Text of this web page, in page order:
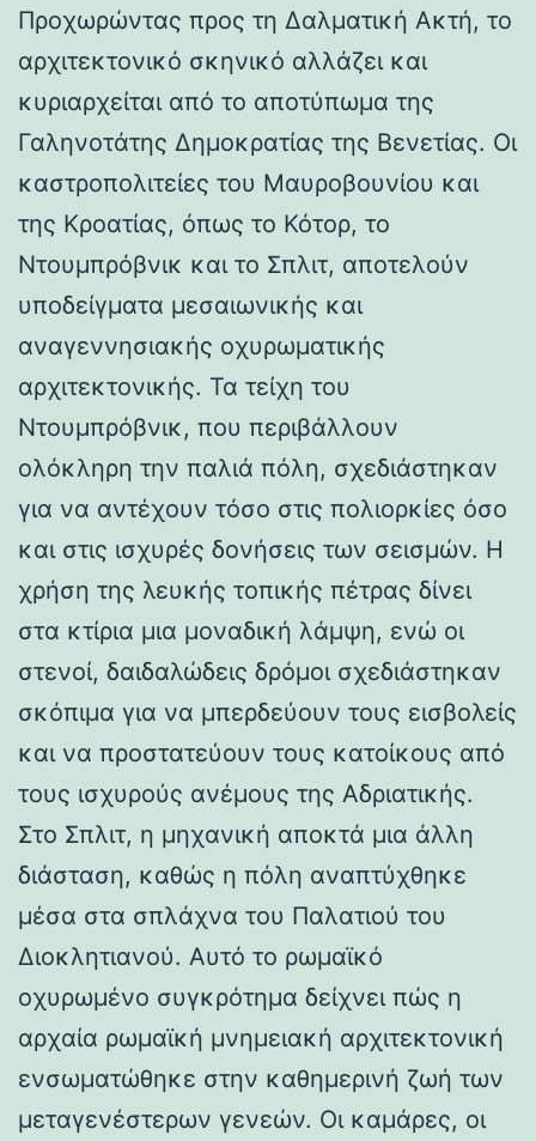
Προχωρώντας προς τη Δαλματική Ακτή, το
αρχιτεκτονικό σκηνικό αλλάζει και
κυριαρχείται από το αποτύπωμα της
Γαληνοτάτης Δημοκρατίας της Βενετίας. Οι
καστροπολιτείες του Μαυροβουνίου και
της Κροατίας, όπως το Κότορ, το
Ντουμπρόβνικ και το Σπλιτ, αποτελούν
υποδείγματα μεσαιωνικής και
αναγεννησιακής οχυρωματικής
αρχιτεκτονικής. Τα τείχη του
Ντουμπρόβνικ, που περιβάλλουν
ολόκληρη την παλιά πόλη, σχεδιάστηκαν
για να αντέχουν τόσο στις πολιορκίες όσο
και στις ισχυρές δονήσεις των σεισμών. Η
χρήση της λευκής τοπικής πέτρας δίνει
στα κτίρια μια μοναδική λάμψη, ενώ οι
στενοί, δαιδαλώδεις δρόμοι σχεδιάστηκαν
σκόπιμα για να μπερδεύουν τους εισβολείς
και να προστατεύουν τους κατοίκους από
τους ισχυρούς ανέμους της Αδριατικής.
Στο Σπλιτ, η μηχανική αποκτά μια άλλη
διάσταση, καθώς η πόλη αναπτύχθηκε
μέσα στα σπλάχνα του Παλατιού του
Διοκλητιανού. Αυτό το ρωμαϊκό
οχυρωμένο συγκρότημα δείχνει πώς η
αρχαία ρωμαϊκή μνημειακή αρχιτεκτονική
ενσωματώθηκε στην καθημερινή ζωή των
μεταγενέστερων γενεών. Οι καμάρες, οι